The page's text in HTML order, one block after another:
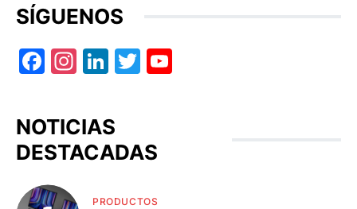
SÍGUENOS
Facebook
Instagram
LinkedIn
Twitter
NOTICIAS
DESTACADAS
PRODUCTOS